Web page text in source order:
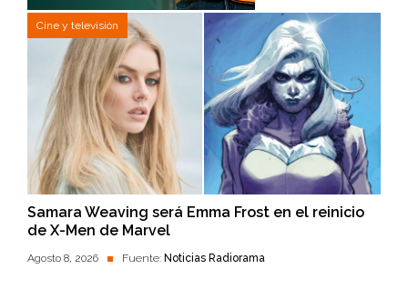
Cine y televisión
Samara Weaving será Emma Frost en el reinicio
de X-Men de Marvel
Agosto 8, 2026 Fuente: Noticias Radiorama